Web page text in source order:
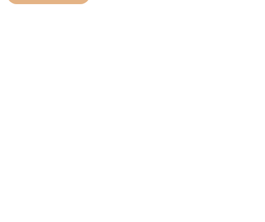
Каталог Избранное